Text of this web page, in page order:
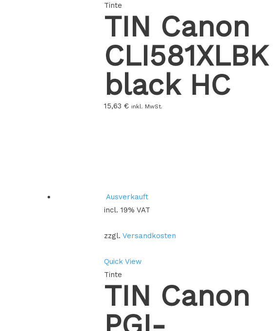
Tinte
TIN Canon
CLI581XLBK
black HC
15,63 € inkl. MwSt.
Ausverkauft
incl. 19% VAT
zzgl. Versandkosten
Quick View
Tinte
TIN Canon